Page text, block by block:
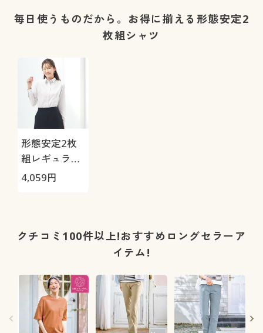
ト・日本製)
3/4モールド
カップ)(サー
毎日使うものだから。お得に揃える形態安定2
枚組シャツ
形態安定2枚
組レギュラー
カラーシャツ
4,059円
クチコミ100件以上!おすすめロングセラーア
イテム!